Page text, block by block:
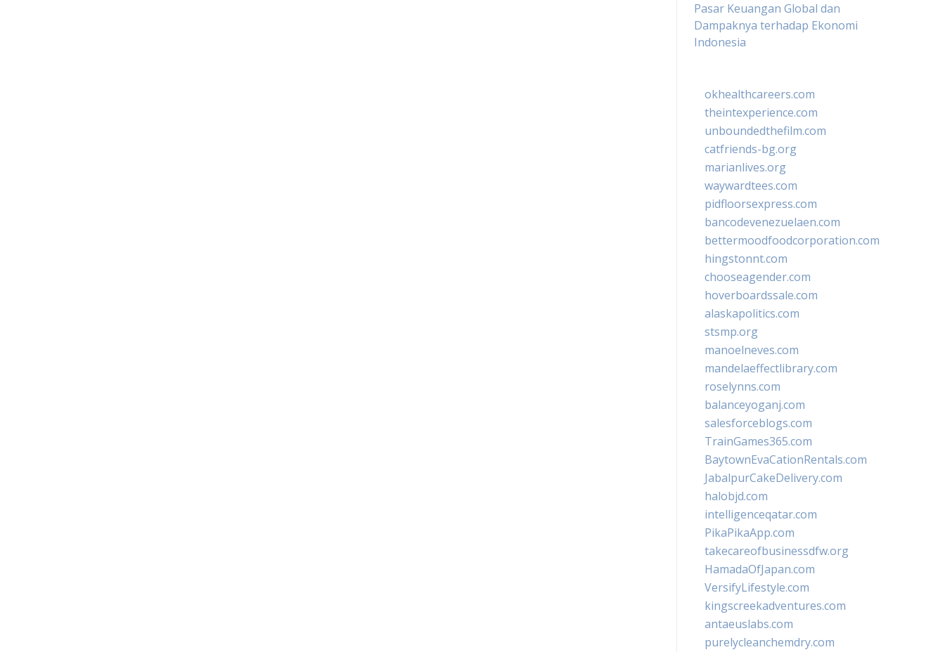
Pasar Keuangan Global dan
Dampaknya terhadap Ekonomi
Indonesia
okhealthcareers.com
theintexperience.com
unboundedthefilm.com
catfriends-bg.org
marianlives.org
waywardtees.com
pidfloorsexpress.com
bancodevenezuelaen.com
bettermoodfoodcorporation.com
hingstonnt.com
chooseagender.com
hoverboardssale.com
alaskapolitics.com
stsmp.org
manoelneves.com
mandelaeffectlibrary.com
roselynns.com
balanceyoganj.com
salesforceblogs.com
TrainGames365.com
BaytownEvaCationRentals.com
JabalpurCakeDelivery.com
halobjd.com
intelligenceqatar.com
PikaPikaApp.com
takecareofbusinessdfw.org
HamadaOfJapan.com
VersifyLifestyle.com
kingscreekadventures.com
antaeuslabs.com
purelycleanchemdry.com